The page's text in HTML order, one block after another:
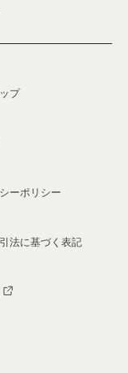
プ
ーポリシー
法に基づく表記